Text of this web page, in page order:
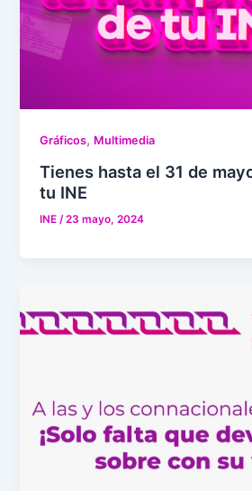
Gráficos, Multimedia
Tienes hasta el 31 de
tu INE
INE/23 mayo, 2024